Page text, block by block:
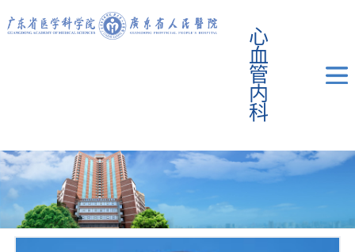
心
血
管
内
科